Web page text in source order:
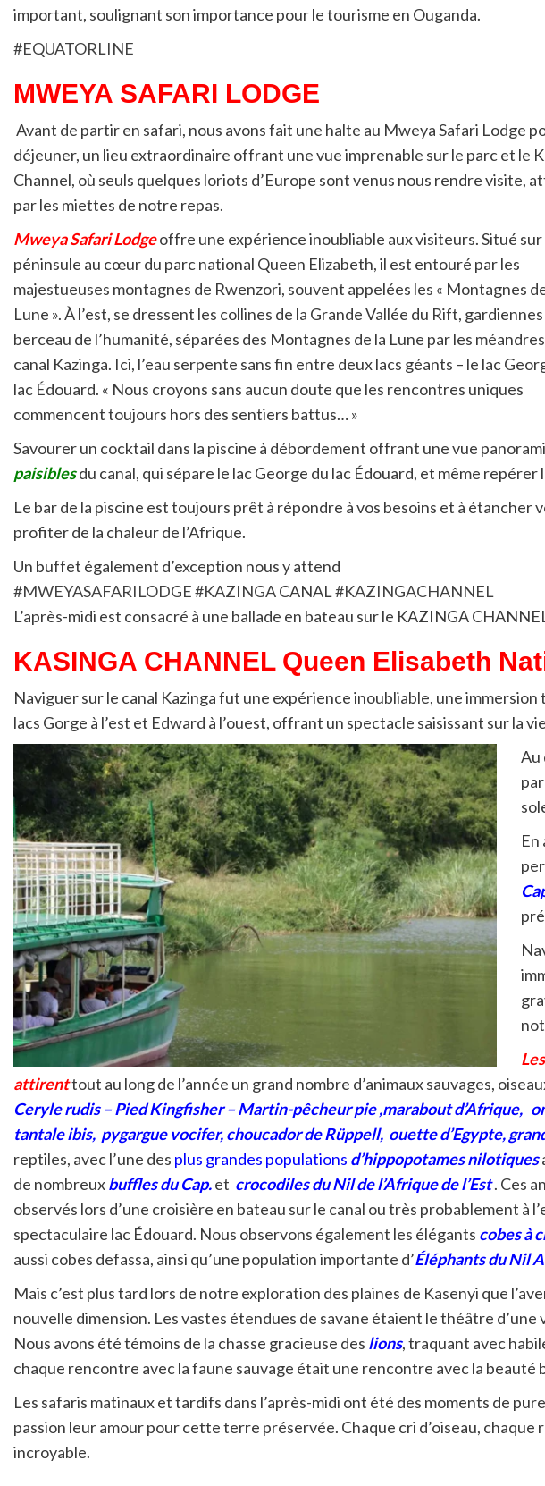
important, soulignant son importance pour le tourisme en Ouganda.
#EQUATORLINE
MWEYA SAFARI LODGE
Avant de partir en safari, nous avons fait une halte au Mweya Safari Lodge
déjeuner, un lieu extraordinaire offrant une vue imprenable sur le parc et le
Channel, où seuls quelques loriots d’Europe sont venus nous rendre visite,
par les miettes de notre repas.
Mweya Safari Lodgeoffre une expérience inoubliable aux visiteurs. Situé sur
péninsule au cœur du parc national Queen Elizabeth, il est entouré par les
majestueuses montagnes de Rwenzori, souvent appelées les « Montagnes
Lune ». À l’est, se dressent les collines de la Grande Vallée du Rift,
berceau de l’humanité, séparées des Montagnes de la Lune par les
canal Kazinga. Ici, l’eau serpente sans fin entre deux lacs géants – le lac
lac Édouard. « Nous croyons sans aucun doute que les rencontres uniques
commencent toujours hors des sentiers battus… »
Savourer un cocktail dans la piscine à débordement offrant une vue
paisiblesdu canal, qui sépare le lac George du lac Édouard, et même
Le bar de la piscine est toujours prêt à répondre à vos besoins et à étancher
profiter de la chaleur de l’Afrique.
Un buffet également d’exception nous y attend
#MWEYASAFARILODGE#KAZINGACANAL#KAZINGACHANNEL
L’après-midi est consacré à une ballade en bateau sur le KAZINGA
KASINGA CHANNEL Queen Elisabeth
Naviguer sur le canal Kazinga fut une expérience inoubliable, une
lacs Gorge à l’est et Edward à l’ouest, offrant un spectacle saisissant sur la
Au
En
attirenttout au long de l’année un grand nombre d’animaux sauvages,
Ceryle rudis – Pied Kingfisher – Martin-pêcheur pie,marabout d’Afrique,
tantale ibis, pygargue vocifer,choucador de Rüppell, ouette d’Egypte,
reptiles, avec l’une des plus grandes populations d’hippopotames nilotiques
de nombreuxbuffles du Cap.et crocodiles du Nil de l’Afrique de l’Est. Ces
observés lors d’une croisière en bateau sur le canal ou très probablement à
spectaculaire lac Édouard. Nous observons également les élégants cobes à
aussi cobes defassa, ainsi qu’une population importante d’Éléphants du Nil
Mais c’est plus tard lors de notre exploration des plaines de Kasenyi que
nouvelle dimension. Les vastes étendues de savane étaient le théâtre d’une
Nous avons été témoins de la chasse gracieuse des lions, traquant avec
chaque rencontre avec la faune sauvage était une rencontre avec la beauté
Les safaris matinaux et tardifs dans l’après-midi ont été des moments de
passion leur amour pour cette terre préservée. Chaque cri d’oiseau,
incroyable.